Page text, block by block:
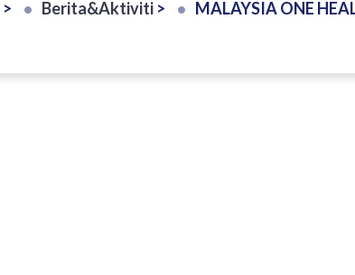
> Berita&Aktiviti> MALAYSIA ONE